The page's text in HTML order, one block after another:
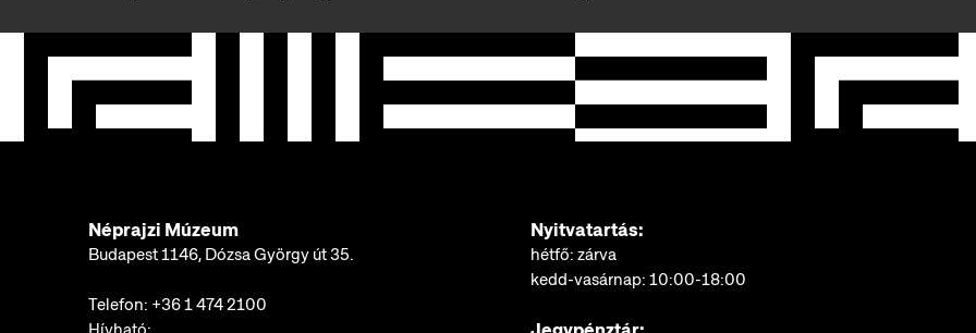
Néprajzi Múzeum
Budapest 1146, Dózsa György út 35.
Telefon: +36 1 474 2100
Nyitvatartás:
hétfő: zárva
kedd-vasárnap: 10:00-18:00